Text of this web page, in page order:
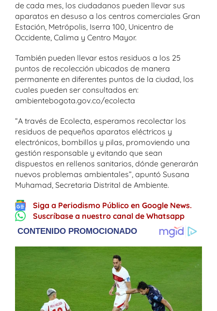
de cada mes, los ciudadanos pueden llevar sus
aparatos en desuso a los centros comerciales Gran
Estación, Metrópolis, Iserra 100, Unicentro de
Occidente, Calima y Centro Mayor.
También pueden llevar estos residuos a los 25
puntos de recolección ubicados de manera
permanente en diferentes puntos de la ciudad, los
cuales pueden ser consultados en:
ambientebogota.gov.co/ecolecta
“A través de Ecolecta, esperamos recolectar los
residuos de pequeños aparatos eléctricos y
electrónicos, bombillos y pilas, promoviendo una
gestión responsable y evitando que sean
dispuestos en rellenos sanitarios, dónde generarán
nuevos problemas ambientales”, apuntó Susana
Muhamad, Secretaria Distrital de Ambiente.
Siga a Periodismo Público en Google News.
Suscríbase a nuestro canal de Whatsapp